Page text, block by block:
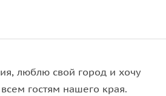
люблю свой город и хочу
всем гостям нашего края.